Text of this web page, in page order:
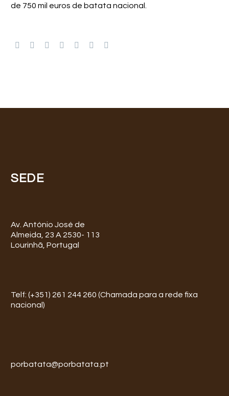
de 750 mil euros de batata nacional.
SEDE
Av. António José de
Almeida, 23 A 2530- 113
Lourinhã, Portugal
Telf: (+351) 261 244 260 (Chamada para a rede fixa
nacional)
porbatata@porbatata.pt